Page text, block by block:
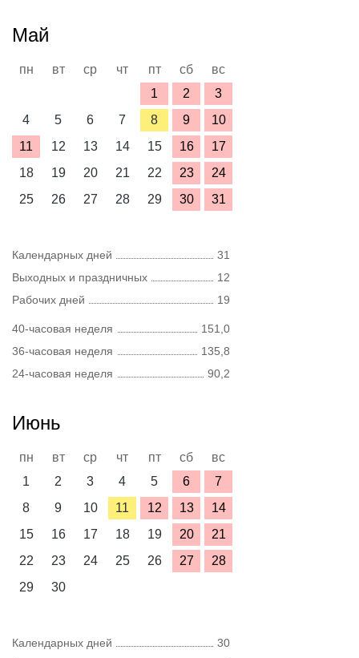
Май
пн вт ср чт пт сб
вс
1
2
3
4
5 6 7 8 9
10
11
12 13 14 15 16
17
18
19 20 21 22 23
24
25
26 27 28 29 30 31
Календарных дней
31
Выходных и праздничных
12
Рабочих дней
19
40-часовая неделя
151,0
36-часовая неделя
135,8
24-часовая неделя
90,2
Июнь
пн вт ср чт пт сб
вс
1
2 3 4 5 6
7
8
9 10 11 12 13
14
15
16 17 18 19 20
21
22
23 24 25 26 27
28
29
30
Календарных дней
30